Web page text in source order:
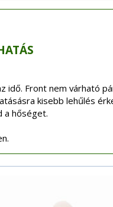
idő. Front nem várható
kisebb lehűlés
a hőséget.